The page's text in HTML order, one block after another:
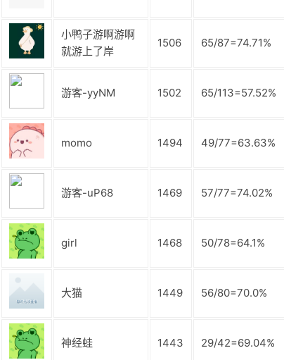
小鸭子游啊游啊
就游上了岸
1506 65/87=74.71%
游客-yyNM 1502 65/113=57.52%
momo 1494 49/77=63.63%
游客-uP68 1469 57/77=74.02%
girl 1468 50/78=64.1%
大猫 1449 56/80=70.0%
神经蛙 1443 29/42=69.04%